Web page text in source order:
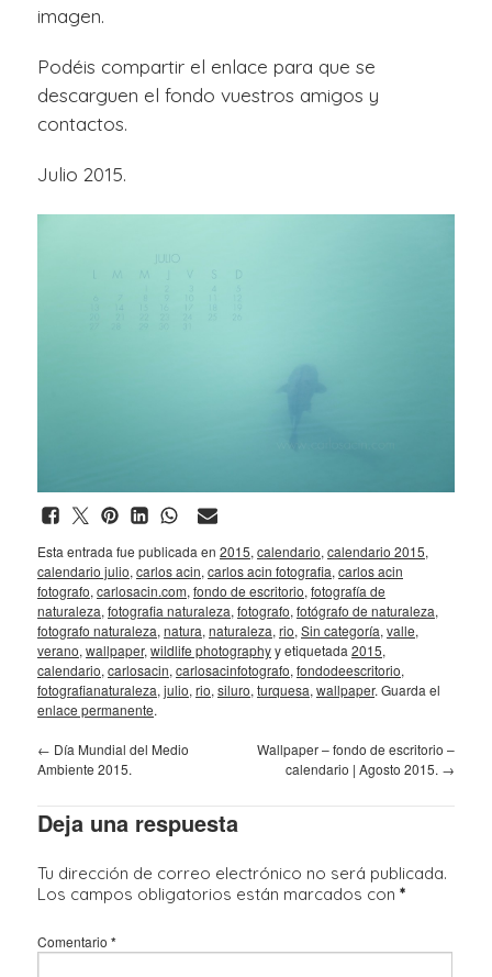
imagen.
Podéis compartir el enlace para que se
descarguen el fondo vuestros amigos y
contactos.
Julio 2015.
Esta entrada fue publicada en 2015, calendario, calendario 2015,
calendario julio, carlos acin, carlos acin fotografia, carlos acin
fotografo, carlosacin.com, fondo de escritorio, fotografía de
naturaleza, fotografia naturaleza, fotografo, fotógrafo de naturaleza,
fotografo naturaleza, natura, naturaleza, rio, Sin categoría, valle,
verano, wallpaper, wildlife photographyy etiquetada 2015,
calendario, carlosacin, carlosacinfotografo, fondodeescritorio,
fotografianaturaleza, julio, rio, siluro, turquesa, wallpaper. Guarda el
enlace permanente.
← Día Mundial del Medio
Ambiente 2015.
Wallpaper – fondo de escritorio –
calendario | Agosto 2015. →
Deja una respuesta
Tu dirección de correo electrónico no será publicada.
Los campos obligatorios están marcados con *
Comentario *